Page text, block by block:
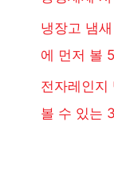
냉장고 냄
에 먼저 볼
전자레인지
볼 수 있는